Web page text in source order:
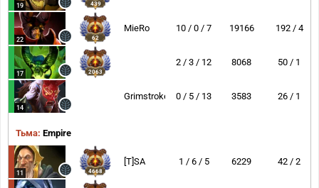
19 439
22 62
MieRo 10 / 0 / 7 19166 192 / 4
17 2063
2 / 3 / 12 8068 50 / 1
14
Grimstroke 0 / 5 / 13 3583 26 / 1
Тьма: Empire
11 4668
[T]SA 1 / 6 / 5 6229 42 / 2